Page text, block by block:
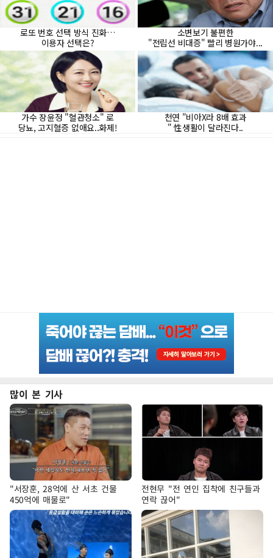
많이 본 기사
"서장훈, 28억에 산 서초 건물
450억에 매물로"
전현무 "전 연인 집착에 친구들과
연락 끊어"